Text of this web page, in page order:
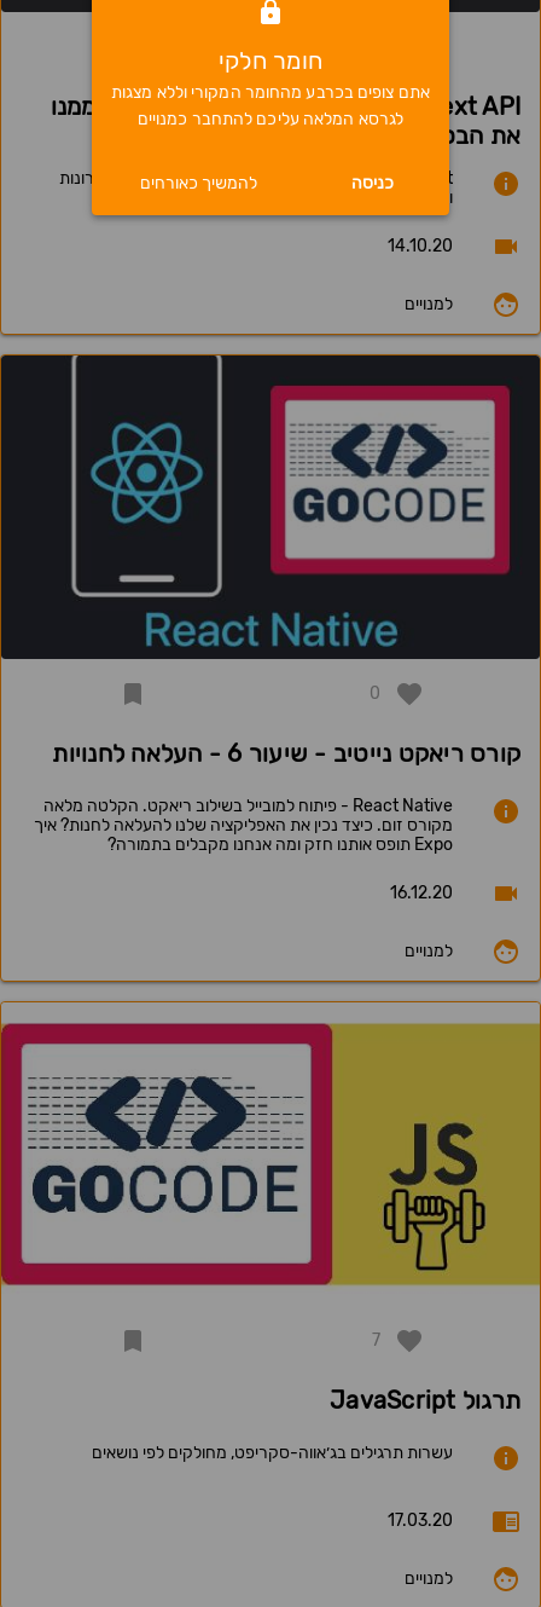
React Context API - מה זה ואיך מפיקים ממנו
את הבסט של הבסט
Provider, Consumer, useReducer on Context, יתרונות
וחסרונות ריאקט קונטקס על פני ספריות לניהול סטייט
14.10.20
למנויים
0
קורס ריאקט נייטיב - שיעור 6 - העלאה לחנויות
React Native - פיתוח למובייל בשילוב ריאקט. הקלטה מלאה
מקורס זום. כיצד נכין את האפליקציה שלנו להעלאה לחנות? איך
Expo תופס אותנו חזק ומה אנחנו מקבלים בתמורה?
16.12.20
למנויים
7
תרגול JavaScript
עשרות תרגילים בג׳אווה-סקריפט, מחולקים לפי נושאים
17.03.20
למנויים
חומר חלקי
אתם צופים בכרבע מהחומר המקורי וללא מצגות
לגרסא המלאה עליכם להתחבר כמנויים
כניסה להמשיך כאורחים